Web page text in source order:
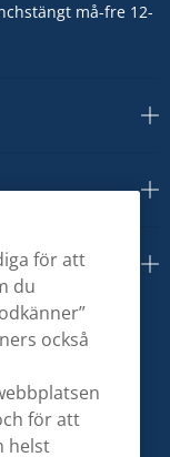
må-fre 12-
för att
du
också
för att
helst